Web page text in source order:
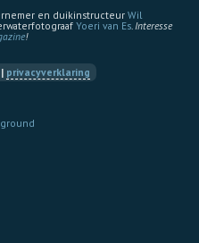
en duikinstructeur Wil
Yoeri van Es.Interesse
!
| privacyverklaring